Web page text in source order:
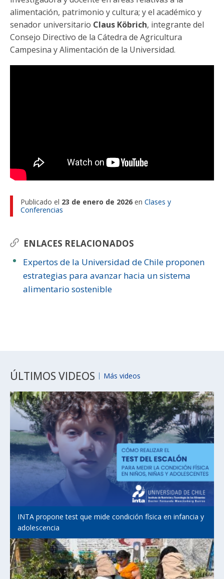
ENLACES RELACIONADOS
Expertos de la Universidad de Chile proponen
estrategias para avanzar hacia un sistema
alimentario sostenible
alimentación, patrimonio y cultura; y el académico y
senador universitario Claus Köbrich, integrante del
Consejo Directivo de la Cátedra de Agricultura
Campesina y Alimentación de la Universidad.
Publicado el 23 de enero de 2026 en Clases y
Conferencias
ÚLTIMOS VIDEOS Más videos
INTA propone test que mide condición física en infancia y
adolescencia